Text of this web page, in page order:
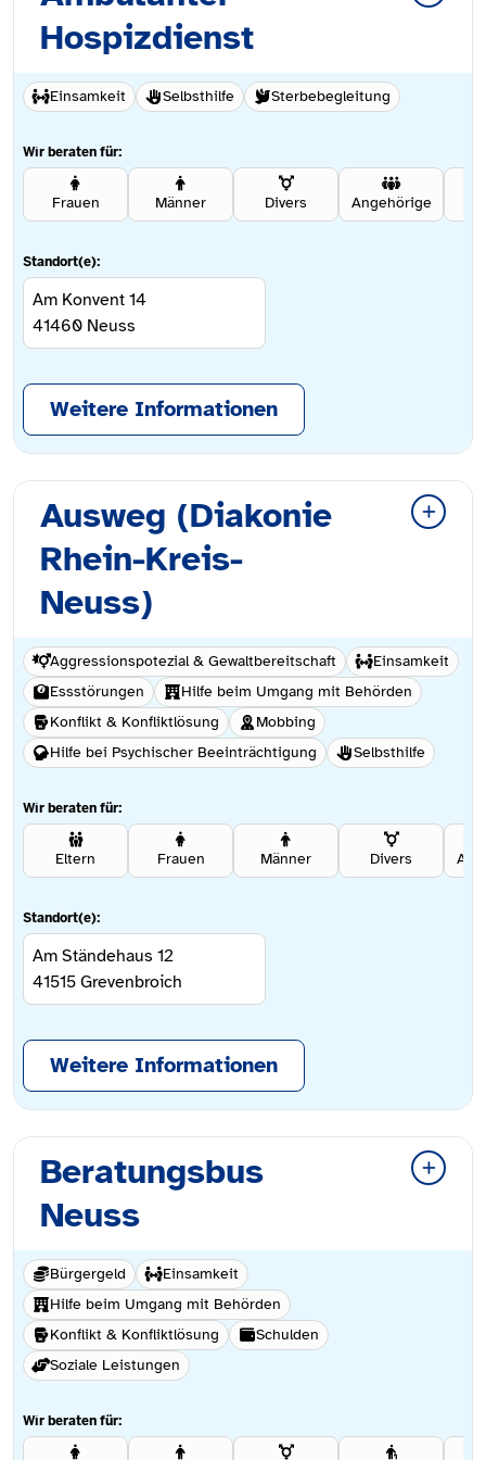
Hospizdienst
Einsamkeit Selbsthilfe Sterbebegleitung
Wir beraten für:
Frauen Männer Divers Angehörige
Standort(e):
Am Konvent 14
41460 Neuss
Weitere Informationen
Ausweg (Diakonie
Rhein-Kreis-
Neuss)
Aggressionspotezial & Gewaltbereitschaft
Einsamkeit
Essstörungen
Hilfe beim Umgang mit Behörden
Konflikt & Konfliktlösung
Mobbing
Hilfe bei Psychischer Beeinträchtigung
Selbsthilfe
Wir beraten für:
Eltern Frauen Männer Divers
Standort(e):
Am Ständehaus 12
41515 Grevenbroich
Weitere Informationen
Beratungsbus
Neuss
Bürgergeld
Einsamkeit
Hilfe beim Umgang mit Behörden
Konflikt & Konfliktlösung
Schulden
Soziale Leistungen
Wir beraten für: